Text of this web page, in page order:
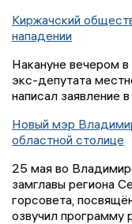
Киржачский
нападении
Накануне вечером
экс-депутата
написал заявление
Новый мэр
областной столице
25 мая во
замглавы региона
горсовета,
озвучил программу